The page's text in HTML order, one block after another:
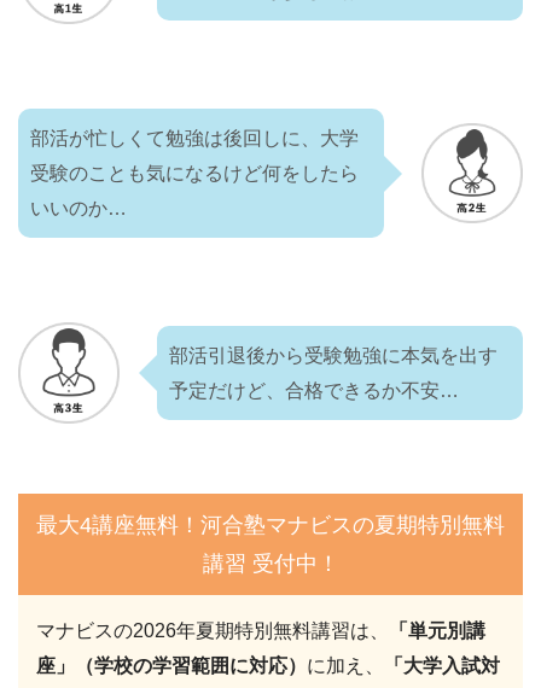
部活が忙しくて勉強は後回しに、大学
受験のことも気になるけど何をしたら
いいのか…
部活引退後から受験勉強に本気を出す
予定だけど、合格できるか不安…
最大4講座無料！河合塾マナビスの夏期特別無料
講習 受付中！
マナビスの2026年夏期特別無料講習は、
「単元別講
座」（学校の学習範囲に対応） に加え、
「大学入試対